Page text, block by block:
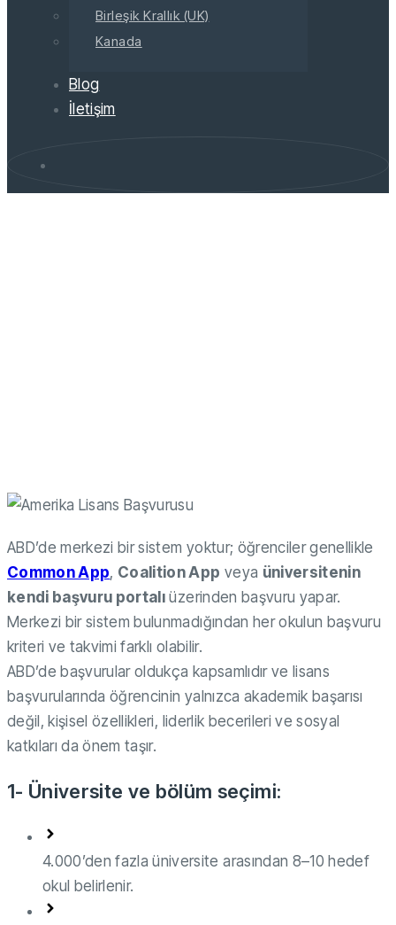
Birleşik Krallık (UK)
Kanada
Blog
İletişim
ABD’de merkezi bir sistem yoktur; öğrenciler genellikle
Common App, Coalition App veya üniversitenin
kendi başvuru portalı üzerinden başvuru yapar.
Merkezi bir sistem bulunmadığından her okulun başvuru
kriteri ve takvimi farklı olabilir.
ABD’de başvurular oldukça kapsamlıdır ve lisans
başvurularında öğrencinin yalnızca akademik başarısı
değil, kişisel özellikleri, liderlik becerileri ve sosyal
katkıları da önem taşır.
1- Üniversite ve bölüm seçimi:
4.000’den fazla üniversite arasından 8–10 hedef
okul belirlenir.